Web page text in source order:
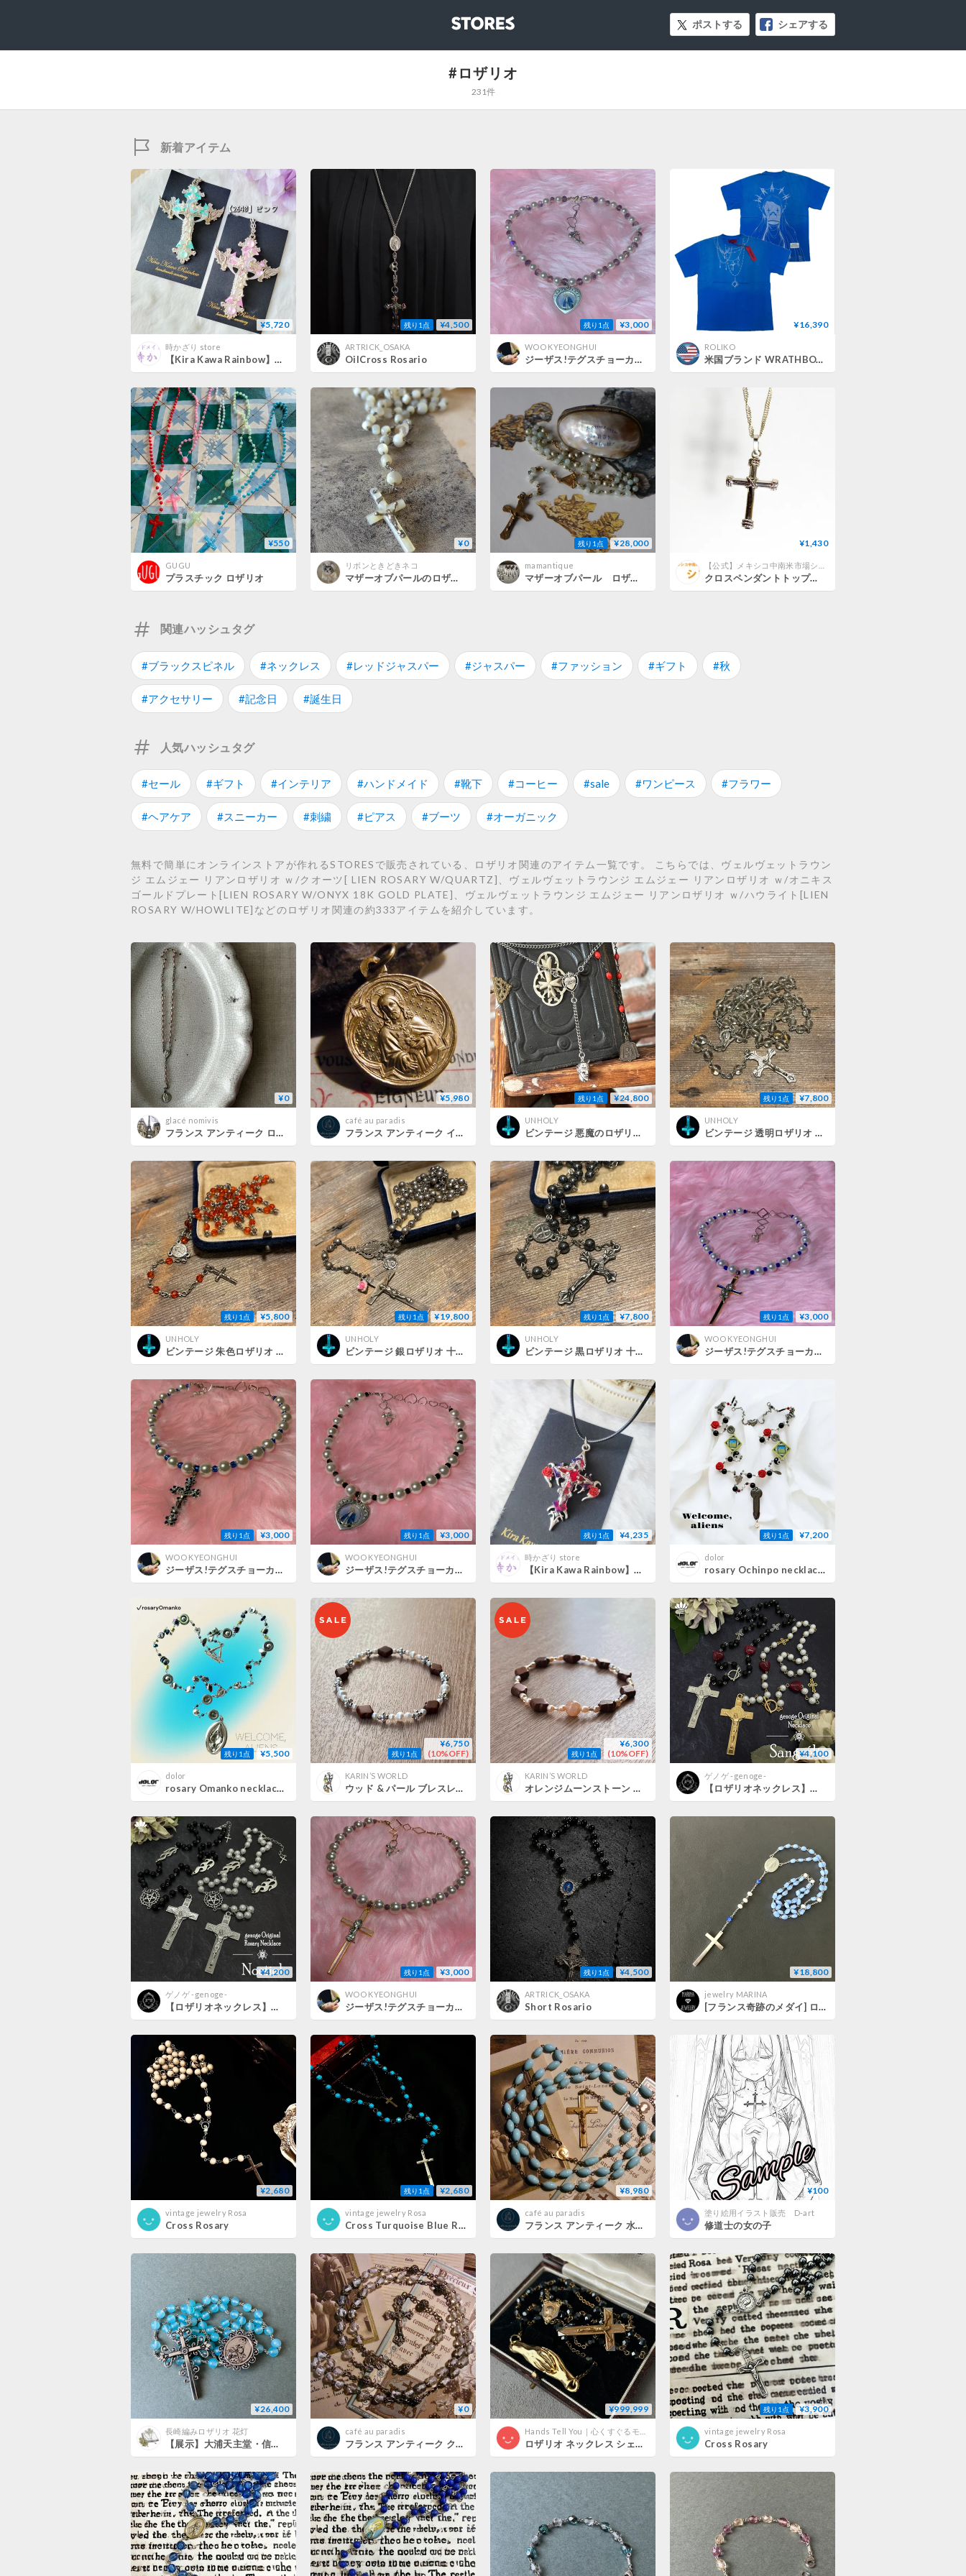
STORES ポストする シェアする
#ロザリオ
231件
新着アイテム
¥5,720
時かざり store
【Kira Kawa Rainbow】祈りのロザリオ ネックレス
残り1点 ¥4,500
ARTRICK_OSAKA
OilCross Rosario
残り1点 ¥3,000
WOO KYEONGHUI
ジーザス!テグスチョーカー⑤
¥16,390
ROLIKO
米国ブランド WRATHBOY ウォーボーイ Holy Ghost T-shirt ロザリオ Tシャツ (CropT64)
¥550
GUGU
プラスチック ロザリオ
¥0
リボンときどきネコ
マザーオブパールのロザリオ
残り1点 ¥28,000
mamantique
マザーオブパール ロザリオケースとロザリオ フランスアンティーク アンティークのある暮らし
¥1,430
クロスペンダントトップ（１）
関連ハッシュタグ
#ブラックスピネル #ネックレス #レッドジャスパー #ジャスパー #ファッション #ギフト #秋
#アクセサリー #記念日 #誕生日
人気ハッシュタグ
#セール #ギフト #インテリア #ハンドメイド #靴下 #コーヒー #sale #ワンピース #フラワー
#ヘアケア #スニーカー #刺繍 #ピアス #ブーツ #オーガニック
無料で簡単にオンラインストアが作れるSTORESで販売されている、ロザリオ関連のアイテム一覧です。 こちらでは、ヴェルヴェットラウン
ジ エムジェー リアンロザリオ ｗ/クオーツ[ LIEN ROSARY W/QUARTZ]、ヴェルヴェットラウンジ エムジェー リアンロザリオ ｗ/オニキス
ゴールドプレート[LIEN ROSARY W/ONYX 18K GOLD PLATE]、ヴェルヴェットラウンジ エムジェー リアンロザリオ ｗ/ハウライト[LIEN
ROSARY W/HOWLITE]などのロザリオ関連の約333アイテムを紹介しています。
¥0
glacé nomivis
フランス アンティーク ロザリオ メダイユ ベビーピンク
¥5,980
café au paradis
フランス アンティーク イエズスの聖心 いと尊きロザリオの聖母 メダイ ペナン PENIN
残り1点 ¥24,800
UNHOLY
ビンテージ 悪魔のロザリオ ネックレス
残り1点 ¥7,800
UNHOLY
ビンテージ 透明ロザリオ 十字架 イエスキリスト 不思議のメダイ ネックレス アクセサリー
残り1点 ¥5,800
UNHOLY
ビンテージ 朱色ロザリオ 十字架 イエスキリスト 不思議のメダイ ネックレス アクセサリー
残り1点 ¥19,800
UNHOLY
ビンテージ 銀ロザリオ 十字架 イエスキリスト 不思議のメダイ ネックレス アクセサリー
残り1点 ¥7,800
UNHOLY
ビンテージ 黒ロザリオ 十字架 イエスキリスト 不思議のメダイ ネックレス アクセサリー
残り1点 ¥3,000
WOO KYEONGHUI
ジーザス!テグスチョーカー⑧
残り1点 ¥3,000
WOO KYEONGHUI
ジーザス!テグスチョーカー⑦
残り1点 ¥3,000
WOO KYEONGHUI
ジーザス!テグスチョーカー⑥
残り1点 ¥4,235
時かざり store
【Kira Kawa Rainbow】断罪のロザリオ
残り1点 ¥7,200
dolor
rosary Ochinpo necklace /2way (Yin Yan Rose)
残り1点 ¥5,500
dolor
rosary Omanko necklace (meteorite)
残り1点
¥6,750
(10%OFF)
KARIN’S WORLD
ウッド & パール ブレスレット
残り1点
¥6,300
(10%OFF)
KARIN’S WORLD
オレンジムーンストーン & ウッド ブレスレット
¥4,100
ゲノゲ -genoge-
【ロザリオネックレス】ゴシックネックレス｜ゴスロリ×ロリィタ×地雷系×量産型×V系×ロック｜ハート×十字架×クロス｜genoge -ゲノゲ-｜Sangrélia
¥4,200
ゲノゲ -genoge-
【ロザリオネックレス】シルバーネックレス｜ゴシック×ゴスロリ×ロリィタ×地雷系×V系×モード系×ロック｜五芒星×十字架｜genoge -ゲノゲ-｜Noctiel
残り1点 ¥3,000
WOO KYEONGHUI
ジーザス!テグスチョーカー②
残り1点 ¥4,500
ARTRICK_OSAKA
Short Rosario
¥18,800
jewelry MARINA
[フランス奇跡のメダイ] ロザリオnecklace - vintageガラス*SV 1点限り
¥2,680
vintage jewelry Rosa
Cross Rosary
残り1点 ¥2,680
vintage jewelry Rosa
Cross Turquoise Blue Rosary
¥8,980
café au paradis
フランス アンティーク 水色 ガラス ロザリオ 聖母マリア メダイ 真鍮 アール・デコ
¥100
塗り絵用イラスト販売 D-art
修道士の女の子
¥26,400
長崎編みロザリオ 花灯
【展示】大浦天主堂・信徒発見の聖母の5連ロザリオ（シーブルーカルセドニー）
¥0
café au paradis
フランス アンティーク クリア ガラス ロザリオ キリスト メダイ 天使 シルバー800. 天使 モノグラム
¥999,999
ロザリオ ネックレス シェイクハンド ブラックグラス リメイク アップサイクル
残り1点 ¥3,900
vintage jewelry Rosa
Cross Rosary